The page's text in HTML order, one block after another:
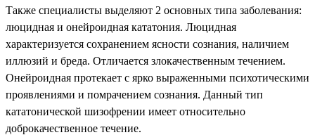
Также специалисты выделяют 2 основных типа заболевания:
люцидная и онейроидная кататония. Люцидная
характеризуется сохранением ясности сознания, наличием
иллюзий и бреда. Отличается злокачественным течением.
Онейроидная протекает с ярко выраженными психотическими
проявлениями и помрачением сознания. Данный тип
кататонической шизофрении имеет относительно
доброкачественное течение.